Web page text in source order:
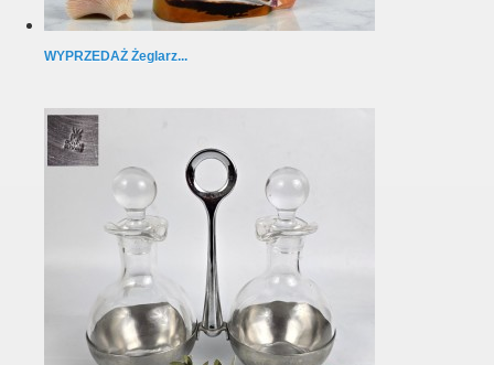
WYPRZEDAŻ Żeglarz...